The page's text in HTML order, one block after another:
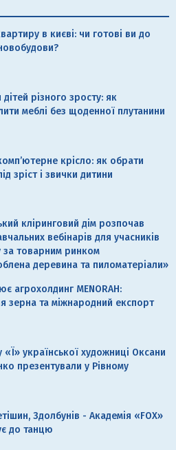
в києві: чи готові ви до
дітей різного зросту: як
меблі без щоденної плутанини
крісло: як обрати
зріст і звички дитини
кліринговий дім розпочав
вебінарів для учасників
за товарним ринком
деревина та пиломатеріали»
агрохолдинг MENORAH:
зерна та міжнародний експорт
«Ї» української художниці Оксани
презентували у Рівному
Здолбунів - Академія «FOX»
до танцю